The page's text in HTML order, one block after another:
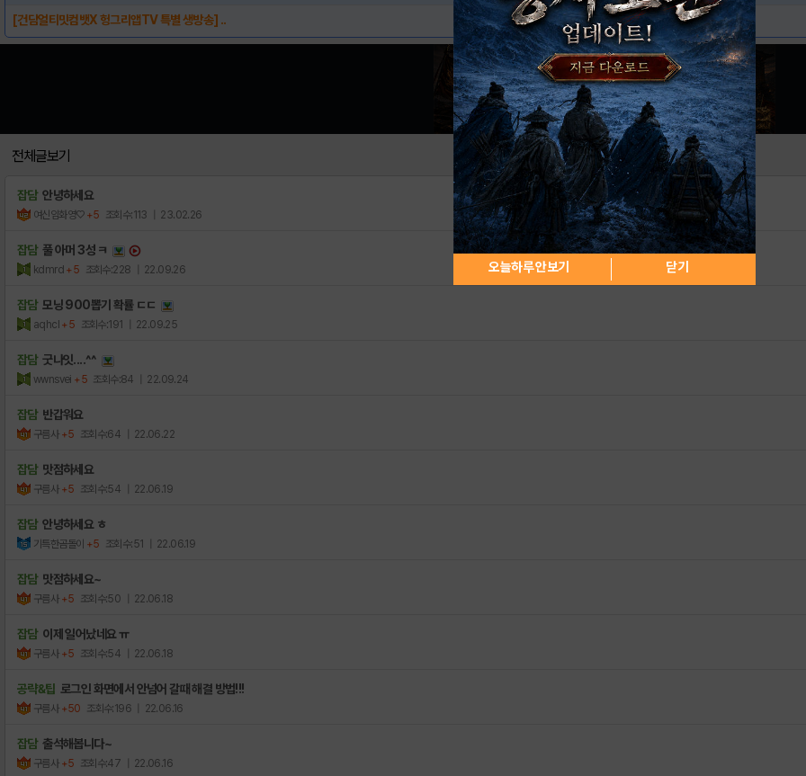
[건담얼티밋컴뱃X 헝그리앱TV 특별 생방송] ..
전체글보기
잡담 안녕하세요
여신임화영♡ +5 조회수:113 | 23.02.26
잡담 풀 아머 3성 ㅋ
kdmrd +5 조회수:228 | 22.09.26
잡담 모닝 900뽑기 확률 ㄷㄷ
aqhcl +5 조회수:191 | 22.09.25
잡담 굿나잇....^^
wwnsvei +5 조회수:84 | 22.09.24
잡담 반갑워요
구름사 +5 조회수:64 | 22.06.22
잡담 맛점하세요
구름사 +5 조회수:54 | 22.06.19
잡담 안녕하세요 ㅎ
기특한곰돌이 +5 조회수:51 | 22.06.19
잡담 맛점하세요~
구름사 +5 조회수:50 | 22.06.18
잡담 이제 일어났네요 ㅠ
구름사 +5 조회수:54 | 22.06.18
공략&팁 로그인 화면에서 안넘어 갈때 해결 방법!!!
구름사 +50 조회수:196 | 22.06.16
잡담 출석해봅니다~
구름사 +5 조회수:47 | 22.06.16
오늘하루 안보기 닫기